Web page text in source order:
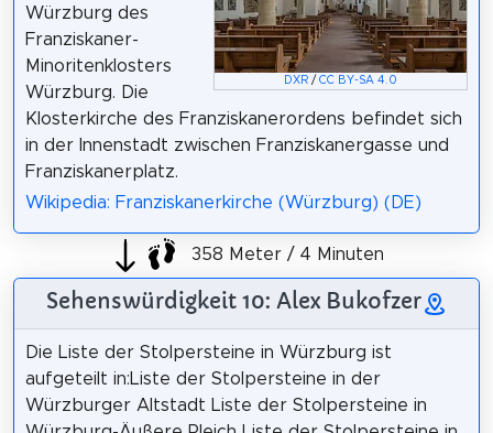
DXR /CC BY-SA 4.0
Würzburg des
Franziskaner-
Minoritenklosters
Würzburg. Die
Klosterkirche des Franziskanerordens befindet sich
in der Innenstadt zwischen Franziskanergasse und
Franziskanerplatz.
Wikipedia: Franziskanerkirche (Würzburg) (DE)
358 Meter / 4 Minuten
Sehenswürdigkeit 10: Alex Bukofzer
Die Liste der Stolpersteine in Würzburg ist
aufgeteilt in:Liste der Stolpersteine in der
Würzburger Altstadt Liste der Stolpersteine in